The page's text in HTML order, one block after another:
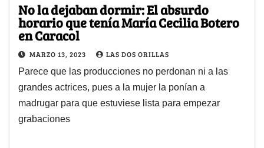
No la dejaban dormir: El absurdo
horario que tenía María Cecilia Botero
en Caracol
MARZO 13, 2023 LAS DOS ORILLAS
Parece que las producciones no perdonan ni a las
grandes actrices, pues a la mujer la ponían a
madrugar para que estuviese lista para empezar
grabaciones